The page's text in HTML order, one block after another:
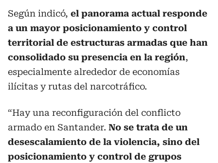
Según indicó, el panorama actual responde
a un mayor posicionamiento y control
territorial de estructuras armadas que han
consolidado su presencia en la región,
especialmente alrededor de economías
ilícitas y rutas del narcotráfico.
“Hay una reconfiguración del conflicto
armado en Santander. No se trata de un
desescalamiento de la violencia, sino del
posicionamiento y control de grupos